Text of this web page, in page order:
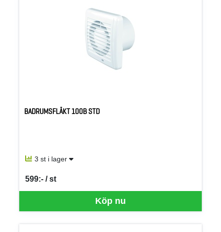
BADRUMSFLÄKT 100B STD
3 st i lager
Köp nu
599:- / st
SEK per ST